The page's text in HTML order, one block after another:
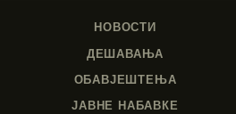
НОВОСТИ
ДЕШАВАЊА
ОБАВЈЕШТЕЊА
ЈАВНЕ НАБАВКЕ